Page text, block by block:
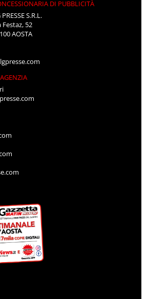
DI PUBBLICITÀ
PRESSE S.R.L.
Festaz, 52
AOSTA